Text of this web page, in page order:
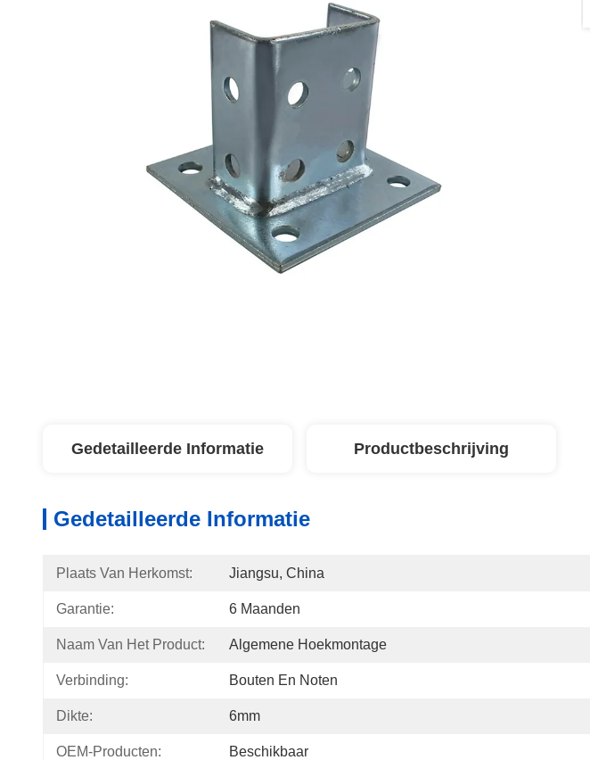
Gedetailleerde Informatie Productbeschrijving
Gedetailleerde Informatie
Plaats Van Herkomst: Jiangsu, China
Garantie: 6 Maanden
Naam Van Het Product: Algemene Hoekmontage
Verbinding: Bouten En Noten
Dikte: 6mm
OEM-Producten: Beschikbaar